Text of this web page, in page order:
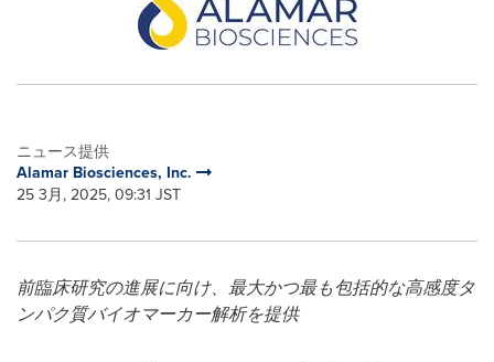
ニュース提供
Alamar Biosciences, Inc.
25 3月, 2025, 09:31 JST
前臨床研究の進展に向け、最大かつ最も包括的な高感度タ
ンパク質バイオマーカー解析を提供